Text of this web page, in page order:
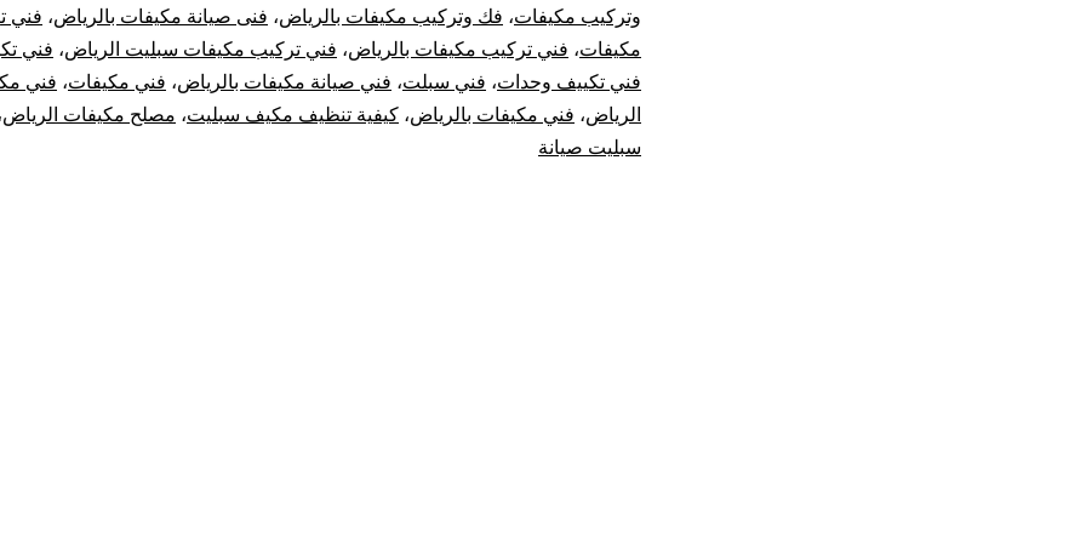
وتركيب مكيفات، فك وتركيب مكيفات بالرياض، فنى صيانة مكيفات بالرياض، فني
مكيفات، فني تركيب مكيفات بالرياض، فني تركيب مكيفات سبليت الرياض، فني
فني تكييف وحدات، فني سبلت، فني صيانة مكيفات بالرياض، فني مكيفات، فني
الرياض، فني مكيفات بالرياض، كيفية تنظيف مكيف سبليت، مصلح مكيفات الرياض
سبليت صيانة